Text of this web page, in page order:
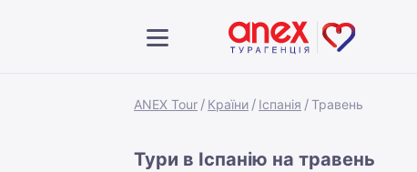
ANEX Tour Країни Іспанія Травень
Тури в Іспанію на травень